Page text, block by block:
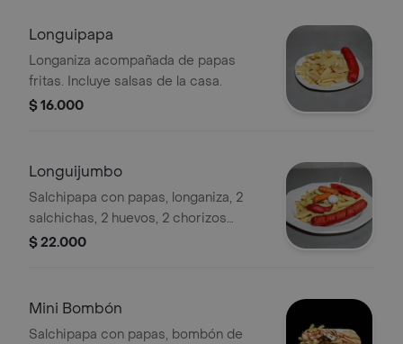
Longuipapa
Longaniza acompañada de papas
fritas. Incluye salsas de la casa.
$ 16.000
Longuijumbo
Salchipapa con papas, longaniza, 2
salchichas, 2 huevos, 2 chorizos
cocteleros y salsas de la casa.
$ 22.000
Mini Bombón
Salchipapa con papas, bombón de